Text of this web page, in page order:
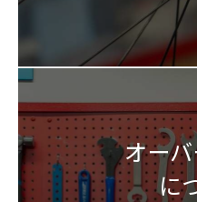
オー
に